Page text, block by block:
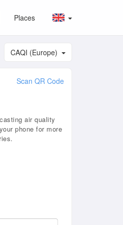
Places
CAQI (Europe)
Scan QR Code
air quality
phone for more